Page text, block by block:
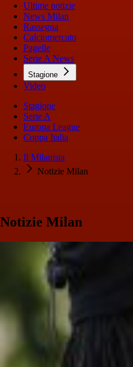
Ultime notizie
News Milan
Rassegna
Calciomercato
Pagelle
Serie A News
Stagione
Video
Stagione
Serie A
Europa League
Coppa Italia
Il Milanista
Notizie Milan
Notizie Milan